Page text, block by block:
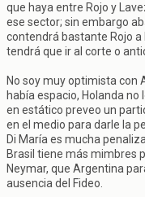
que haya entre Rojo y
ese sector; sin embargo
contendrá bastante Rojo a
tendrá que ir al corte o
No soy muy optimista con
había espacio, Holanda
en estático preveo un
en el medio para darle la
Di María es mucha
Brasil tiene más mimbres
Neymar, que Argentina
ausencia del Fideo.